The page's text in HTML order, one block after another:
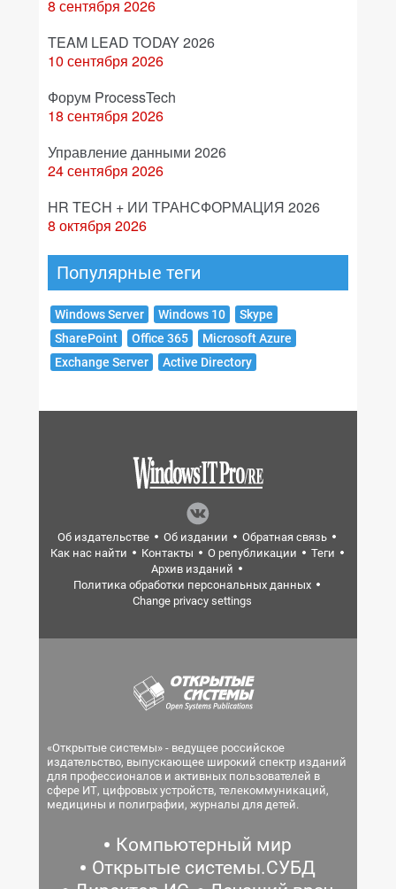
8 сентября 2026
TEAM LEAD TODAY 2026
10 сентября 2026
Форум ProcessTech
18 сентября 2026
Управление данными 2026
24 сентября 2026
HR TECH + ИИ ТРАНСФОРМАЦИЯ 2026
8 октября 2026
Популярные теги
Windows Server Windows 10
Skype
SharePoint
Office 365
Microsoft Azure
Exchange Server
Active Directory
Об издательстве Об издании
Обратная связь
Как нас найти
Контакты О републикации
Теги
Архив изданий
Политика обработки персональных данных
Change privacy settings
«Открытые системы» - ведущее российское
издательство, выпускающее широкий спектр изданий
для профессионалов и активных пользователей в
сфере ИТ, цифровых устройств, телекоммуникаций,
медицины и полиграфии, журналы для детей.
Компьютерный мир
Открытые системы.СУБД